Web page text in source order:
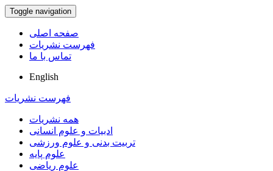
Toggle navigation
صفحه اصلی
فهرست نشریات
تماس با ما
English
فهرست نشریات
همه نشریات
ادبیات و علوم انسانی
تربیت بدنی و علوم ورزشی
علوم پایه
علوم ریاضی